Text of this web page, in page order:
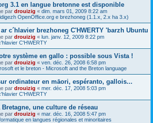
3.1 en langue bretonne est disponible
par drouizig « dim. mars 01, 2009 8:22 am
OpenOffice.org e brezhoneg (1.1.x, 2.x ha 3.x)
c´hlavier brezhoneg C'HWERTY 'barzh Ubuntu
par drouizig « lun. janv. 12, 2009 8:22 pm
C'HWERTY
système en gallo : possible sous Vista !
par drouizig « ven. déc. 26, 2008 6:58 pm
et le breton - Microsoft and the Breton language
ordinateur en māori, espéranto, gallois...
par drouizig « mer. déc. 17, 2008 5:03 pm
C'HWERTY
une culture de réseau
par drouizig « mar. déc. 16, 2008 5:47 pm
en langues régionales et minoritaires